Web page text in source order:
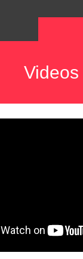
Videos